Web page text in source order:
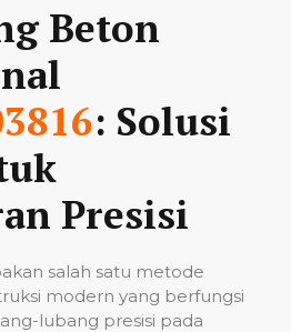
Beton
: Solusi
Presisi
salah satu metode
modern yang berfungsi
lubang presisi pada